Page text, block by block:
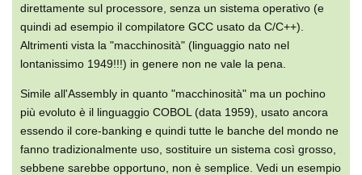
direttamente sul processore, senza un sistema operativo (e
quindi ad esempio il compilatore GCC usato da C/C++).
Altrimenti vista la "macchinosità" (linguaggio nato nel
lontanissimo 1949!!!) in genere non ne vale la pena.
Simile all'Assembly in quanto "macchinosità" ma un pochino
più evoluto è il linguaggio COBOL (data 1959), usato ancora
essendo il core-banking e quindi tutte le banche del mondo ne
fanno tradizionalmente uso, sostituire un sistema così grosso,
sebbene sarebbe opportuno, non è semplice. Vedi un esempio